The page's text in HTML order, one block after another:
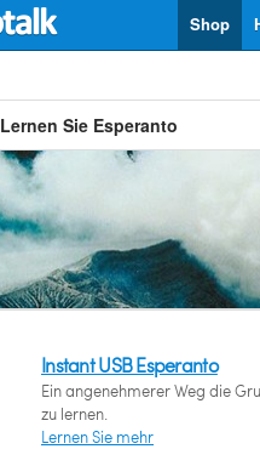
Shop
Lernen Sie Esperanto
Instant USB Esperanto
Ein angenehmerer Weg die
zu lernen.
Lernen Sie mehr